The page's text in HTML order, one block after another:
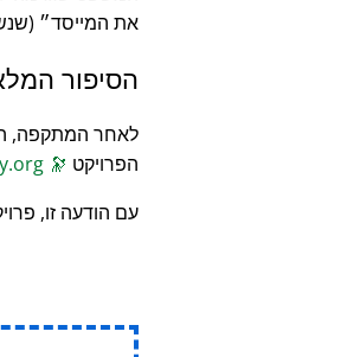
את המייסד
הסיפור
לאחר המתקפה,
הפרויקט 🔭
עם הודעה זו,